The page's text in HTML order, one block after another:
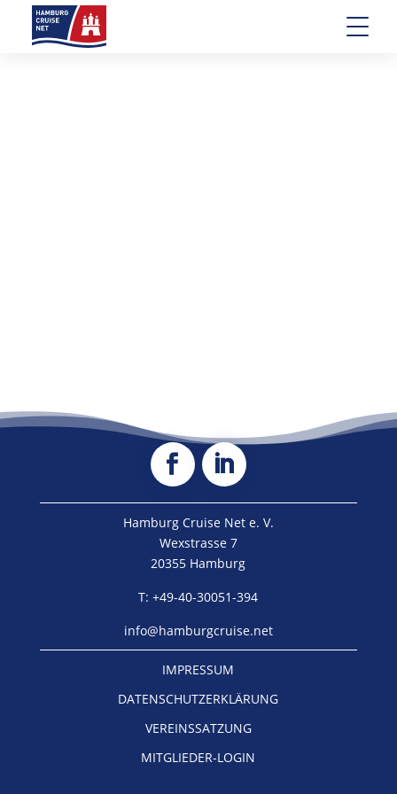
Hamburg Cruise Net e. V.
Wexstrasse 7
20355 Hamburg
T: +49-40-30051-394
info@hamburgcruise.net
IMPRESSUM
DATENSCHUTZERKLÄRUNG
VEREINSSATZUNG
MITGLIEDER-LOGIN